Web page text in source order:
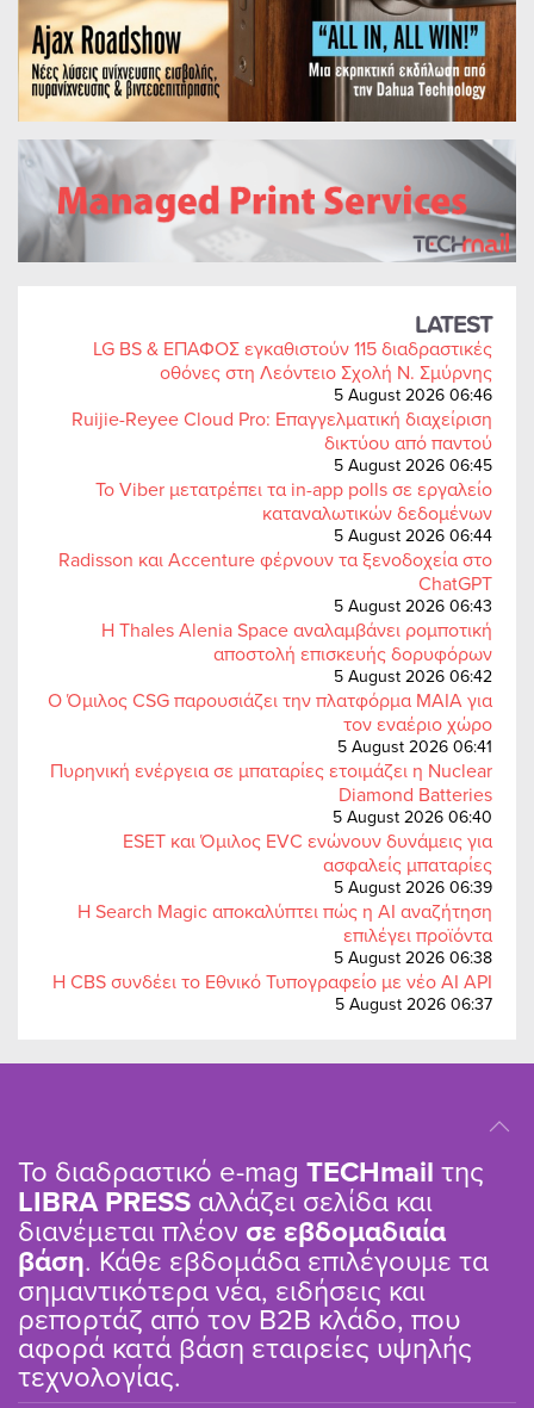
LATEST
LG BS & ΕΠΑΦΟΣ εγκαθιστούν 115 διαδραστικές
οθόνες στη Λεόντειο Σχολή Ν. Σμύρνης
5 August 2026 06:46
Ruijie-Reyee Cloud Pro: Επαγγελματική διαχείριση
δικτύου από παντού
5 August 2026 06:45
Το Viber μετατρέπει τα in-app polls σε εργαλείο
καταναλωτικών δεδομένων
5 August 2026 06:44
Radisson και Accenture φέρνουν τα ξενοδοχεία στο
ChatGPT
5 August 2026 06:43
Η Thales Alenia Space αναλαμβάνει ρομποτική
αποστολή επισκευής δορυφόρων
5 August 2026 06:42
Ο Όμιλος CSG παρουσιάζει την πλατφόρμα MAIA για
τον εναέριο χώρο
5 August 2026 06:41
Πυρηνική ενέργεια σε μπαταρίες ετοιμάζει η Nuclear
Diamond Batteries
5 August 2026 06:40
ESET και Όμιλος EVC ενώνουν δυνάμεις για
ασφαλείς μπαταρίες
5 August 2026 06:39
Η Search Magic αποκαλύπτει πώς η AI αναζήτηση
επιλέγει προϊόντα
5 August 2026 06:38
Η CBS συνδέει το Εθνικό Τυπογραφείο με νέο AI API
5 August 2026 06:37
Το διαδραστικό e-mag TΕCHmail της
LIBRA PRESS αλλάζει σελίδα και
διανέμεται πλέον σε εβδομαδιαία
βάση. Κάθε εβδομάδα επιλέγουμε τα
σημαντικότερα νέα, ειδήσεις και
ρεπορτάζ από τον B2B κλάδο, που
αφορά κατά βάση εταιρείες υψηλής
τεχνολογίας.